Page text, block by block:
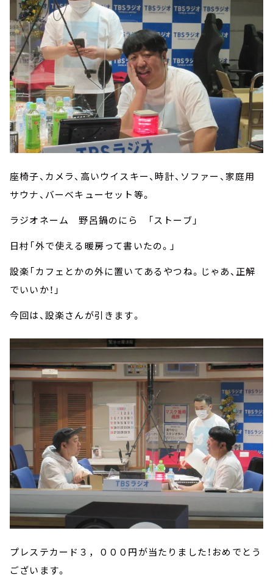
座椅子、カメラ、高いウイスキー、時計、ソファー、家庭用
サウナ、バーベキューセット等。
ラジオネーム 野呂鍋のにら 「ストーブ」
日村「外で使える暖房って書いたの。」
設楽「カフェとかの外に置いてあるやつね。じゃあ、正解
でいいか！」
今回は、設楽さんが引きます。
プレステカード３，０００円が当たりました！おめでとう
ございます。